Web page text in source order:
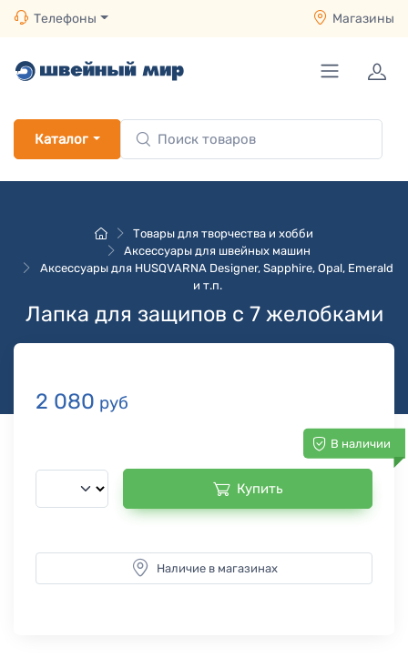
Телефоны Магазины
Каталог
Товары для творчества и хобби
Аксессуары для швейных машин
Аксессуары для HUSQVARNA Designer, Sapphire, Opal, Emerald
и т.п.
Лапка для защипов с 7 желобками
2 080 руб
В наличии
Купить
Наличие в магазинах